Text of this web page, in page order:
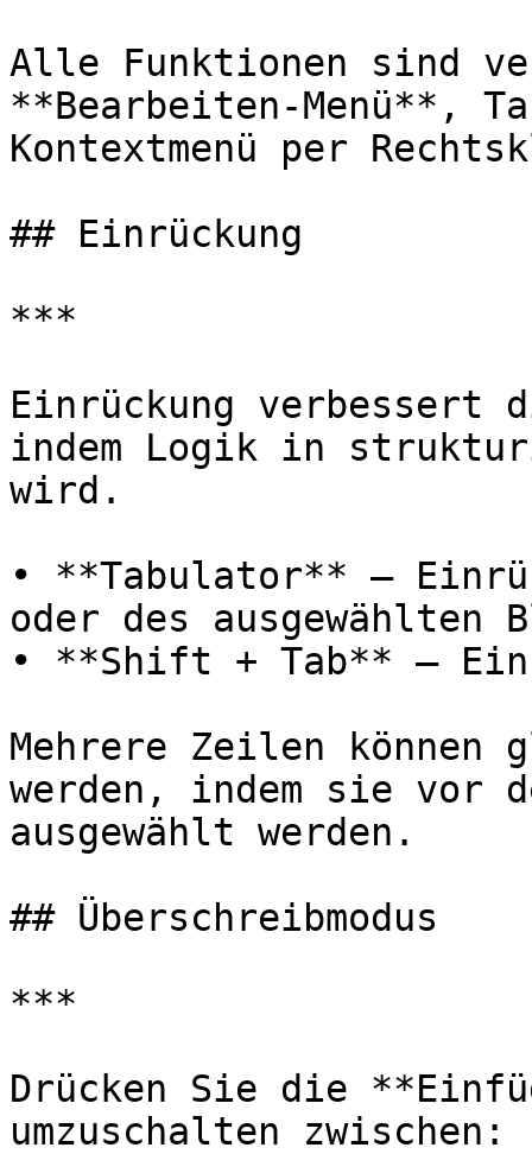
Alle Funktionen sind
**Bearbeiten-Menü**,
Kontextmenü per
## Einrückung
***
Einrückung verbessert
indem Logik in
wird.
• **Tabulator** –
oder des ausgewählten
• **Shift + Tab** –
Mehrere Zeilen
werden, indem sie vor
ausgewählt werden.
## Überschreibmodus
***
Drücken Sie die
umzuschalten zwischen: